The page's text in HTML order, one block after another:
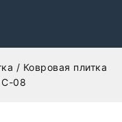
/ Ковровая плитка
08